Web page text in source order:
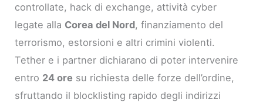
controllate, hack di exchange, attività cyber
legate alla Corea del Nord, finanziamento del
terrorismo, estorsioni e altri crimini violenti.
Tether e i partner dichiarano di poter intervenire
entro 24 ore su richiesta delle forze dell’ordine,
sfruttando il blocklisting rapido degli indirizzi